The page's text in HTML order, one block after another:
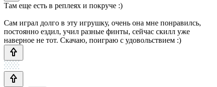
Там еще есть в реплеях и покруче :)
Сам играл долго в эту игрушку, очень она мне понравилсь,
постоянно ездил, учил разные финты, сейчас скилл уже
наверное не тот. Скачаю, поиграю с удовольствием :)